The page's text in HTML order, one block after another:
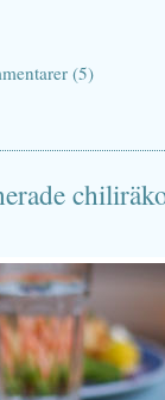
(5)